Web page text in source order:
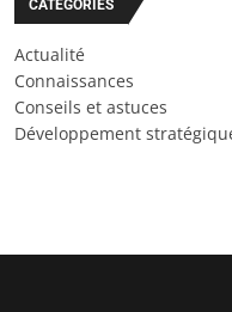
CATÉGORIES
Actualité
Connaissances
Conseils et astuces
Développement